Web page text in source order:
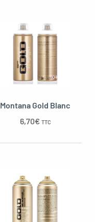
Montana Gold Blanc
6,70€ TTC